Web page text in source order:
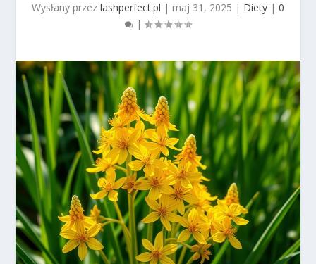
Wysłany przez lashperfect.pl | maj 31, 2025 | Diety | 0
|